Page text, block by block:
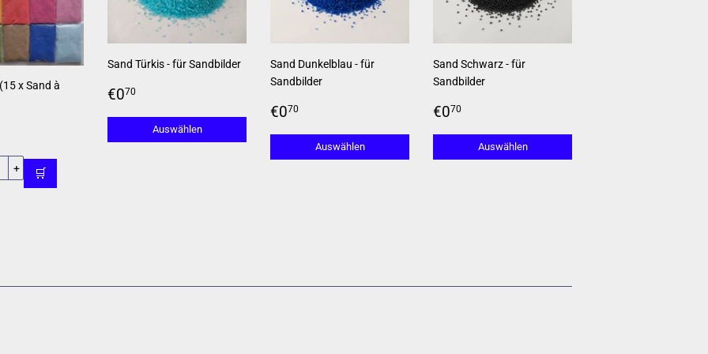
x Sand à
+ 🛒
Sand Türkis - für Sandbilder
Normaler
€070
Auswählen
Sand Dunkelblau - für
Sandbilder
Normaler
€070
Auswählen
Sand Schwarz - für
Sandbilder
Normaler
€070
Auswählen